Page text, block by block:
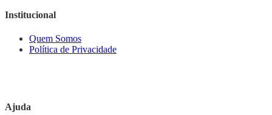
Institucional
Quem Somos
Política de Privacidade
Ajuda